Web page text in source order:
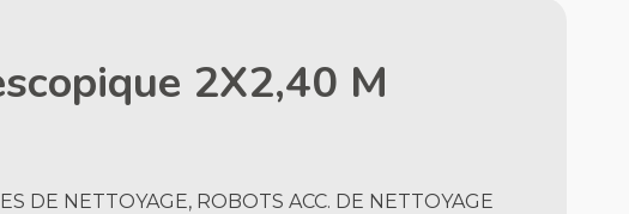
2X2,40 M
DE NETTOYAGE, ROBOTS ACC. DE NETTOYAGE